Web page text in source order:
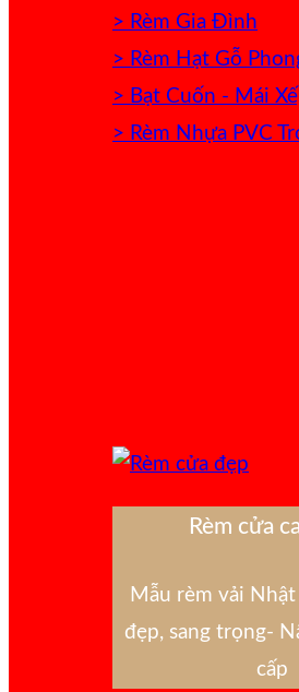
> Rèm Gia Đình
> Rèm Hạt Gỗ
> Bạt Cuốn - Mái
> Rèm Nhựa PVC
Rèm cửa
Mẫu rèm vải Nhật
đẹp, sang trọng-
cấp